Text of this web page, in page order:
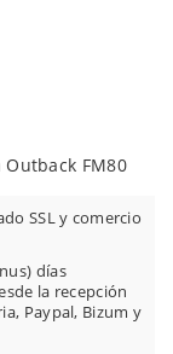
FM80
SSL y comercio
días
la recepción
Paypal, Bizum y